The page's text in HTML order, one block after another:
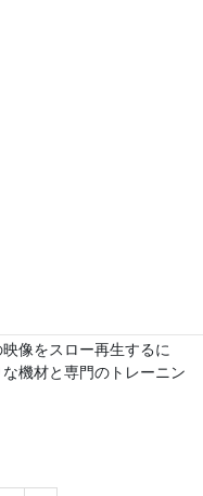
像をスロー再生するに
機材と専門のトレーニン